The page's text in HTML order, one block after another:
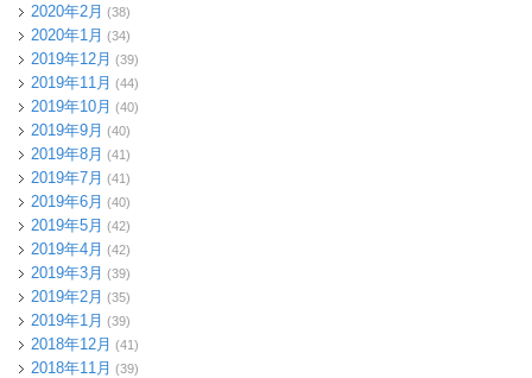
2020年2月 (38)
2020年1月 (34)
2019年12月 (39)
2019年11月 (44)
2019年10月 (40)
2019年9月 (40)
2019年8月 (41)
2019年7月 (41)
2019年6月 (40)
2019年5月 (42)
2019年4月 (42)
2019年3月 (39)
2019年2月 (35)
2019年1月 (39)
2018年12月 (41)
2018年11月 (39)